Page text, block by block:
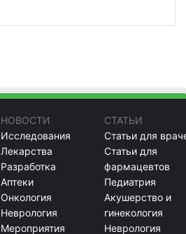
НОВОСТИ
Исследования
Лекарства
Разработка
Аптеки
Онкология
Неврология
Мероприятия
СТАТЬИ
Статьи для
Статьи для
фармацевтов
Педиатрия
Акушерство и
гинекология
Неврология